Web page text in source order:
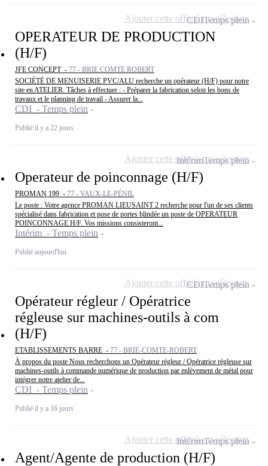
OPERATEUR DE PRODUCTION
(H/F)
JFE CONCEPT - 77 - BRIE COMTE ROBERT
SOCIÉTÉ DE MENUISERIE PVC/ALU recherche un opérateur (H/F) pour notre
site en ATELIER. Tâches à effectuer : - Préparer la fabrication selon les bons de
travaux et le planning de travail - Assurer la...
CDI - Temps plein
Publié il y a 22 jours
CDITemps plein
Ajouter cette offre à ma sélection
Operateur de poinconnage (H/F)
PROMAN 199 - 77 - VAUX-LE-PÉNIL
Le poste : Votre agence PROMAN LIEUSAINT 2 recherche pour l'un de ses clients
spécialisé dans fabrication et pose de portes blindée un poste de OPERATEUR
POINCONNAGE H/F. Vos missions consisteront...
Intérim - Temps plein
Publié aujourd'hui
IntérimTemps plein
Ajouter cette offre à ma sélection
Opérateur régleur / Opératrice
régleuse sur machines-outils à com
(H/F)
ETABLISSEMENTS BARRE - 77 - BRIE-COMTE-ROBERT
À propos du poste Nous recherchons un Opérateur régleur / Opératrice régleuse sur
machines-outils à commande numérique de production par enlèvement de métal pour
intégrer notre atelier de...
CDI - Temps plein
Publié il y a 16 jours
CDITemps plein
Ajouter cette offre à ma sélection
Agent/Agente de production (H/F)
IntérimTemps plein
Ajouter cette offre à ma sélection